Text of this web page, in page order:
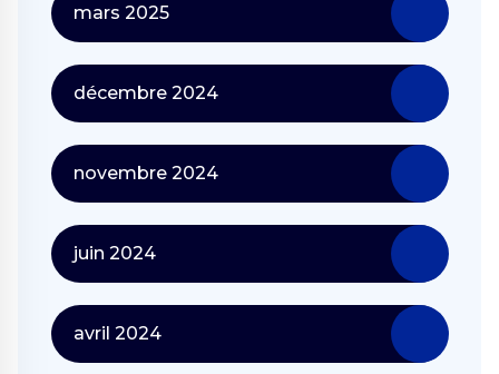
mars 2025
décembre 2024
novembre 2024
juin 2024
avril 2024